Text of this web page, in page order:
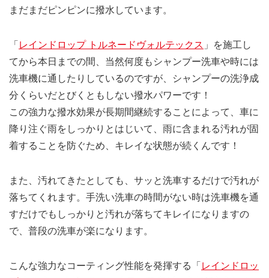
まだまだピンピンに撥水しています。
「 レインドロップ トルネードヴォルテックス 」を施工し
てから本日までの間、当然何度もシャンプー洗車や時には
洗車機に通したりしているのですが、シャンプーの洗浄成
分くらいだとびくともしない撥水パワーです！
この強力な撥水効果が長期間継続することによって、車に
降り注ぐ雨をしっかりとはじいて、雨に含まれる汚れが固
着することを防ぐため、キレイな状態が続くんです！
また、汚れてきたとしても、サッと洗車するだけで汚れが
落ちてくれます。手洗い洗車の時間がない時は洗車機を通
すだけでもしっかりと汚れが落ちてキレイになりますの
で、普段の洗車が楽になります。
こんな強力なコーティング性能を発揮する「 レインドロッ